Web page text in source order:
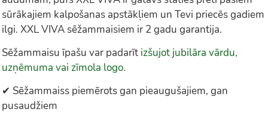
sūrākajiem kalpošanas apstākļiem un Tevi priecēs gadiem
ilgi. XXL VIVA sēžammaisiem ir 2 gadu garantija.
Sēžammaisu īpašu var padarīt izšujot jubilāra vārdu,
uzņēmuma vai zīmola logo.
✔ Sēžammaiss piemērots gan pieaugušajiem, gan
pusaudžiem